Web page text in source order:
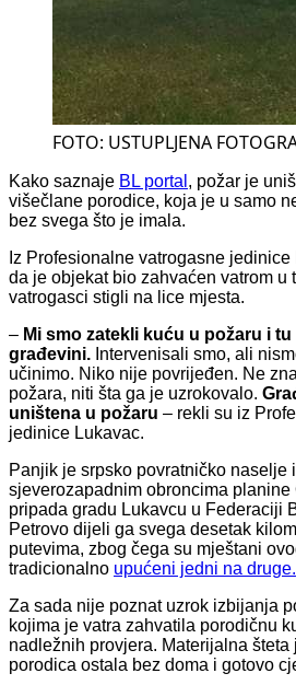
FOTO: USTUPLJENA
Kako saznaje BL portal , požar je
višečlane porodice, koja je u samo
bez svega što je imala.
Iz Profesionalne vatrogasne
da je objekat bio zahvaćen vatrom u
vatrogasci stigli na lice mjesta.
– Mi smo zatekli kuću u požaru i
građevini. Intervenisali smo, ali
učinimo. Niko nije povrijeđen. Ne
požara, niti šta ga je uzrokovalo.
uništena u požaru – rekli su iz
jedinice Lukavac.
Panjik je srpsko povratničko naselje
sjeverozapadnim obroncima planine
pripada gradu Lukavcu u Federaciji
Petrovo dijeli ga svega desetak
putevima, zbog čega su mještani
tradicionalno upućeni jedni na druge.
Za sada nije poznat uzrok izbijanja
kojima je vatra zahvatila porodičnu
nadležnih provjera. Materijalna šteta
porodica ostala bez doma i gotovo